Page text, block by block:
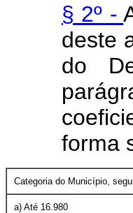
§ 2º -
deste
do
forma
Categoria do Município,
a) Até 16.980